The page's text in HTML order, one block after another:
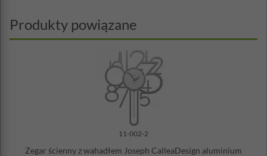
Niemczech, jest niezawodny i cichy, zasilany baterią AA.
Wskazówki wykonane są z metalu. Do zegara dołączona jest bateria
Duracell AA oraz zestaw montażowy.
Wymiary: 45 x 59 cm
Materiał: włókno drzewne, wskazówki metalowe
Zasilanie: bateria AA (w zestawie)
Zestaw montażowy w zestawie
Produkty powiązane
11-002-2
Zegar ścienny z wahadłem Joseph CalleaDesign aluminium